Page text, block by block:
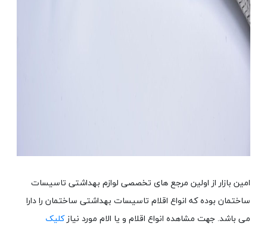
امین بازار از اولین مرجع های تخصصی لوازم بهداشتی تاسیسات
ساختمان بوده که انواع اقلام تاسیسات بهداشتی ساختمان را دارا
می باشد. جهت مشاهده انواع اقلام و یا الام مورد نیازکلیک